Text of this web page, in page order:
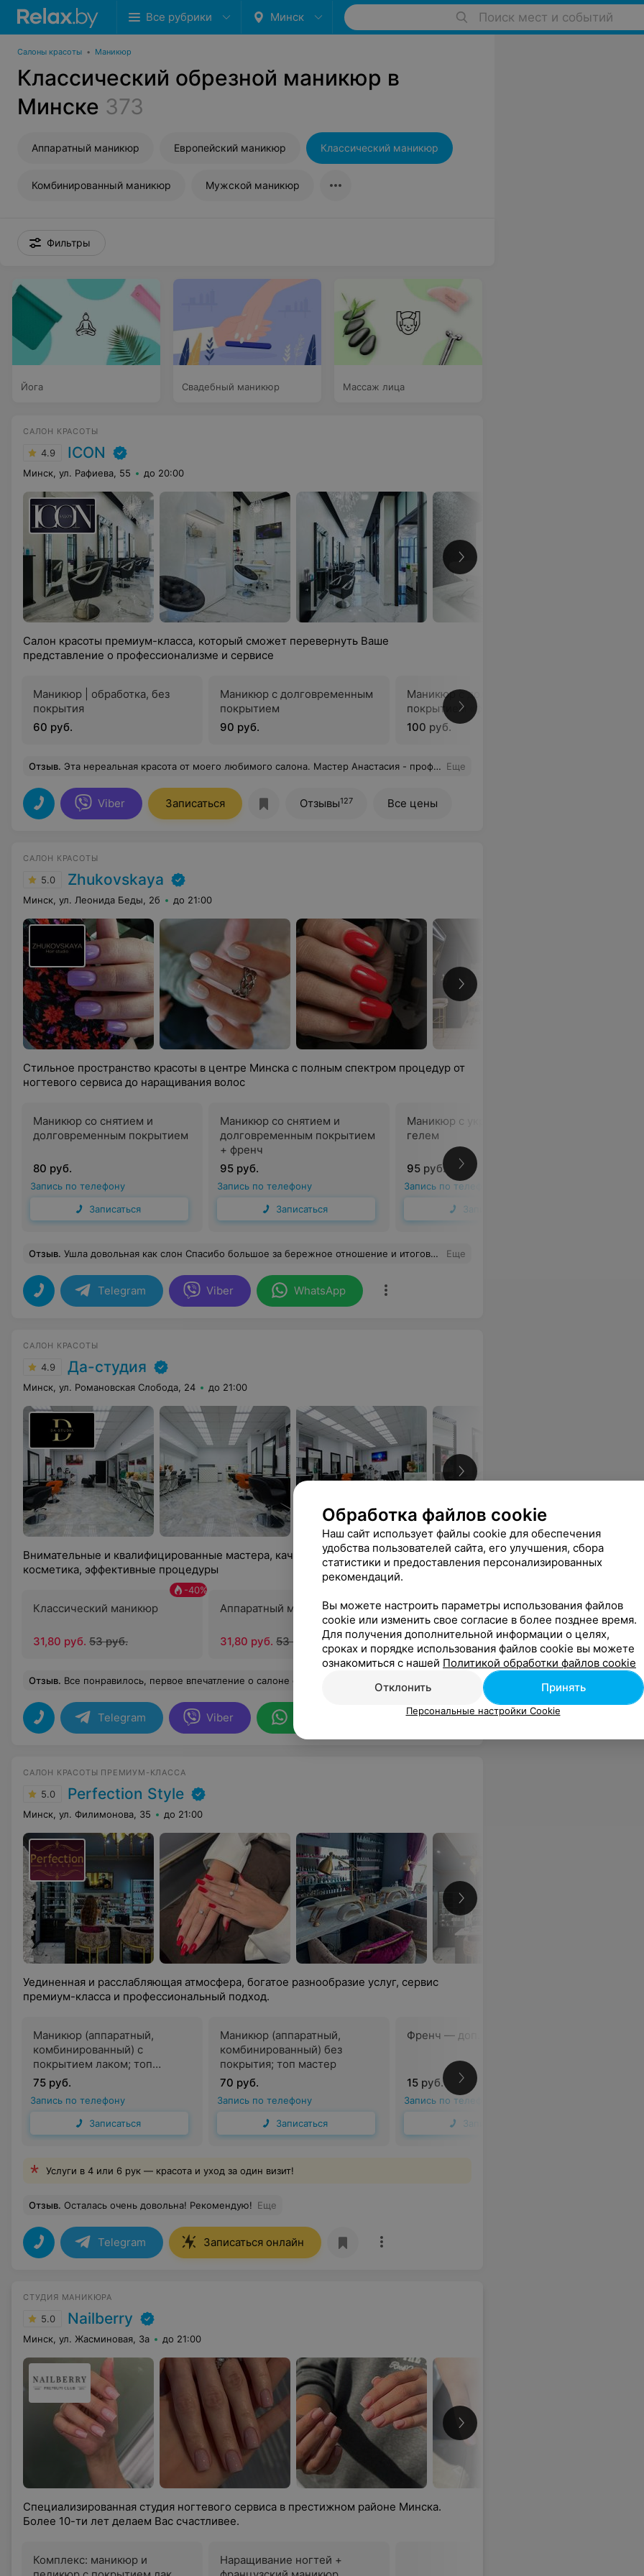
Все рубрики Минск Поиск мест и событий
Салоны красоты • Маникюр
Классический обрезной маникюр в
Минске 373
Аппаратный маникюр Европейский маникюр Классический маникюр
Комбинированный маникюр Мужской маникюр
Фильтры
Йога Свадебный маникюр Массаж лица
САЛОН КРАСОТЫ
4.9 ICON
Минск, ул. Рафиева, 55 до 20:00
Салон красоты премиум-класса, который сможет перевернуть Ваше
представление о профессионализме и сервисе
Маникюр | обработка, без
покрытия
60 руб.
Маникюр с долговременным
покрытием
90 руб.
Маникюр с долговременным
покрытием «френч»
100 руб.
Отзыв. Эта нереальная красота от моего любимого салона. Мастер Анастасия - профессионал, настоящий мастер и отличный человек. Самый лучший салон, обслуживание всегда на высшем уровне! Еще
Viber Записаться Отзывы127 Все цены
САЛОН КРАСОТЫ
5.0 Zhukovskaya
Минск, ул. Леонида Беды, 2б до 21:00
Стильное пространство красоты в центре Минска с полным спектром процедур от
ногтевого сервиса до наращивания волос
Маникюр со снятием и
долговременным покрытием
80 руб.
Запись по телефону
Записаться
Маникюр со снятием и
долговременным покрытием
+ френч
95 руб.
Запись по телефону
Записаться
Маникюр с укреплением
гелем
95 руб.
Запись по телефону
Записаться
Отзыв. Ушла довольная как слон Спасибо большое за бережное отношение и итоговую красоту на голове Еще
Telegram Viber WhatsApp
САЛОН КРАСОТЫ
4.9 Да-студия
Минск, ул. Романовская Слобода, 24 до 21:00
Внимательные и квалифицированные мастера, качественная и проверенная
косметика, эффективные процедуры
Классический маникюр
-40%
31,80 руб. 53 руб.
Аппаратный маникюр
31,80 руб. 53 руб.
Комбинированный маникюр
31,80 руб. 53 руб.
Маникюр
51,60 руб.
Отзыв. Все понравилось, первое впечатление о салоне очень хорошее
Telegram Viber
САЛОН КРАСОТЫ ПРЕМИУМ-КЛАССА
5.0 Perfection Style
Минск, ул. Филимонова, 35 до 21:00
Уединенная и расслабляющая атмосфера, богатое разнообразие услуг, сервис
премиум-класса и профессиональный подход.
Маникюр (аппаратный,
комбинированный) с
покрытием лаком; топ
мастер
75 руб.
Запись по телефону
Записаться
Маникюр (аппаратный,
комбинированный) без
покрытия; топ мастер
70 руб.
Запись по телефону
Записаться
Френч — доп. услуга
15 руб.
Запись по телефону
Записаться
Услуги в 4 или 6 рук — красота и уход за один визит!
Отзыв. Осталась очень довольна! Рекомендую! Еще
Telegram Записаться онлайн
СТУДИЯ МАНИКЮРА
5.0 Nailberry
Минск, ул. Жасминовая, 3а до 21:00
Специализированная студия ногтевого сервиса в престижном районе Минска.
Более 10-ти лет делаем Вас счастливее.
Комплекс: маникюр и
Наращивание ногтей +
Обработка файлов cookie
Наш сайт использует файлы cookie для обеспечения
удобства пользователей сайта, его улучшения, сбора
статистики и предоставления персонализированных
рекомендаций.
Вы можете настроить параметры использования файлов
cookie или изменить свое согласие в более позднее время.
Для получения дополнительной информации о целях,
сроках и порядке использования файлов cookie вы можете
ознакомиться с нашей Политикой обработки файлов cookie
Отклонить
Принять
Персональные настройки Cookie